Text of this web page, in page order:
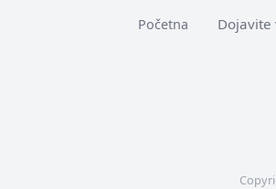
Početna Dojavite